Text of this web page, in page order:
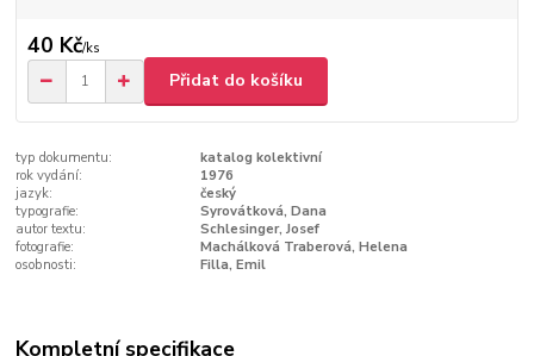
40 Kč/ks
Přidat do košíku
typ dokumentu:
katalog kolektivní
rok vydání:
1976
jazyk:
český
typografie:
Syrovátková, Dana
autor textu:
Schlesinger, Josef
fotografie:
Machálková Traberová, Helena
osobnosti:
Filla, Emil
Kompletní specifikace